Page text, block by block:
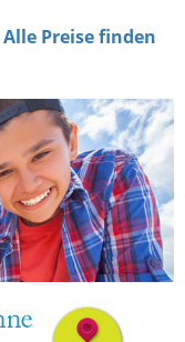
Alle Preise finden